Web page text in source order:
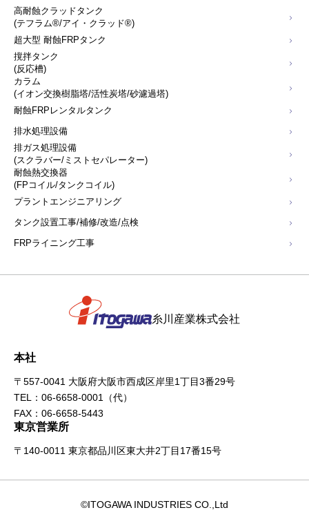
糸川産業株式会社
本社
〒557-0041 大阪府大阪市西成区岸里1丁目3番29号
TEL： 06-6658-0001
（代）
FAX：06-6658-5443
東京営業所
〒140-0011 東京都品川区東大井2丁目17番15号
高耐蝕クラッドタンク
(テフラム®/アイ・クラッド®)
超大型 耐蝕FRPタンク
撹拌タンク
(反応槽)
カラム
(イオン交換樹脂塔/活性炭塔/砂濾過塔)
耐蝕FRPレンタルタンク
排水処理設備
排ガス処理設備
(スクラバー/ミストセパレーター)
耐蝕熱交換器
(FPコイル/タンクコイル)
プラントエンジニアリング
タンク設置工事/補修/改造/点検
FRPライニング工事
©ITOGAWA INDUSTRIES CO.,Ltd